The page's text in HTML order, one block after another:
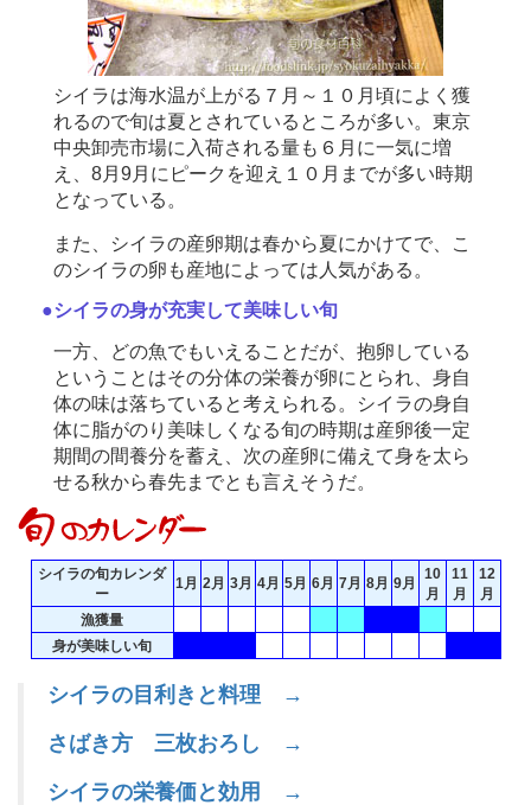
シイラは海水温が上がる７月～１０月頃によく獲
れるので旬は夏とされているところが多い。東京
中央卸売市場に入荷される量も６月に一気に増
え、8月9月にピークを迎え１０月までが多い時期
となっている。
また、シイラの産卵期は春から夏にかけてで、こ
のシイラの卵も産地によっては人気がある。
●シイラの身が充実して美味しい旬
一方、どの魚でもいえることだが、抱卵している
ということはその分体の栄養が卵にとられ、身自
体の味は落ちていると考えられる。シイラの身自
体に脂がのり美味しくなる旬の時期は産卵後一定
期間の間養分を蓄え、次の産卵に備えて身を太ら
せる秋から春先までとも言えそうだ。
シイラの旬カレンダ
ー
1月 2月 3月 4月 5月 6月 7月 8月 9月
10
月
11
月
12
月
漁獲量
身が美味しい旬
シイラの目利きと料理 →
さばき方 三枚おろし →
シイラの栄養価と効用 →